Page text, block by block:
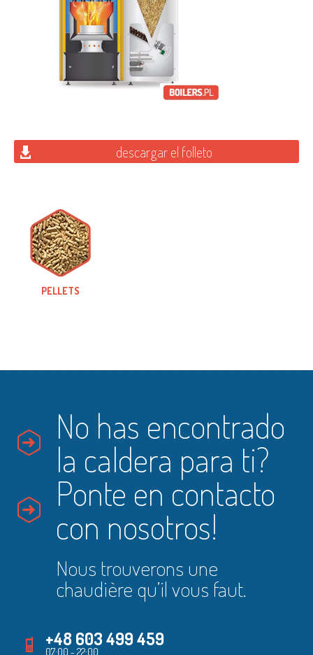
descargar el folleto
PELLETS
No has encontrado
la caldera para ti?
Ponte en contacto
con nosotros!
Nous trouverons une
chaudière qu’il vous faut.
+48 603 499 459
07:00 - 22:00